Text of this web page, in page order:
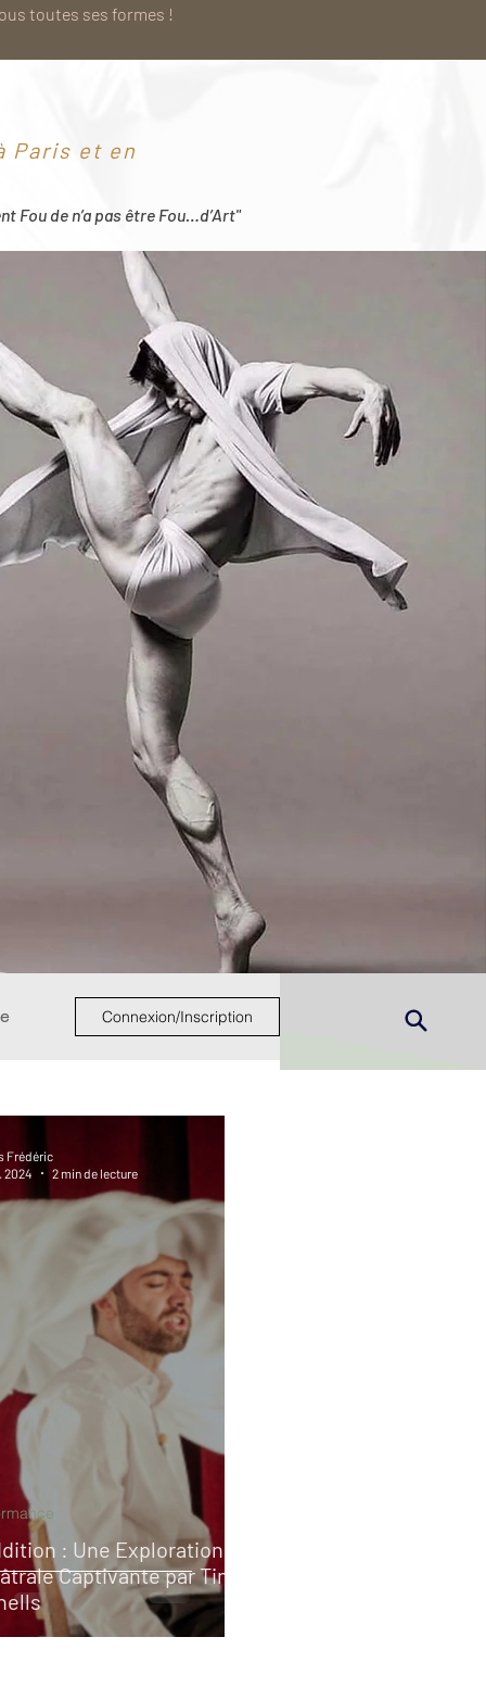
toutes ses formes !
Paris et en
Fou de n’a pas être Fou…d’Art"
Connexion/Inscription
: Une Exploration
Captivante par Tim
Frédéric
2024
2 min de lecture